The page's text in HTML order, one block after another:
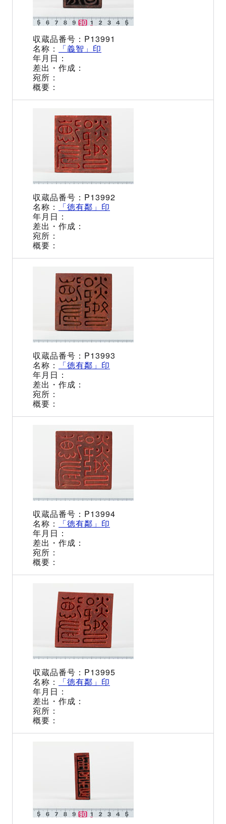
P13991
「義智」印
P13992
「徳有鄰」印
P13993
「徳有鄰」印
P13994
「徳有鄰」印
P13995
「徳有鄰」印